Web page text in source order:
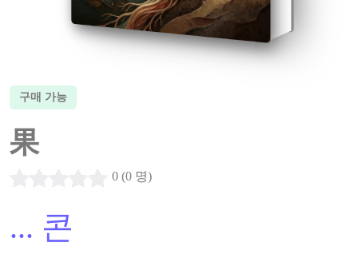
구매 가능
果
0 (0 명)
... 콘